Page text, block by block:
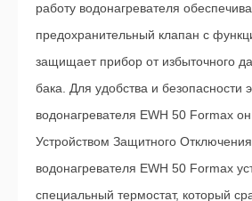
работу водонагревателя
предохранительный клапан с
защищает прибор от избыточного
бака. Для удобства и безопасности
водонагревателя EWH 50 Formax
Устройством Защитного
водонагревателя EWH 50 Formax
специальный термостат, который